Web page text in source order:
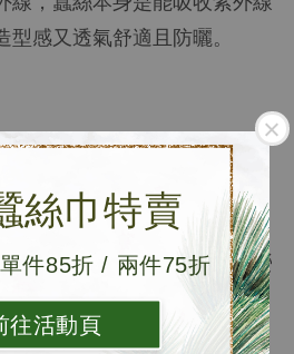
絲巾特賣
件85折 / 兩件75折
往活動頁
感又透氣舒適且防曬。
絲
x1、洗滌小卡、DM
照片皆經縝密校色，然各別螢
品較相近之顏色可參考單品